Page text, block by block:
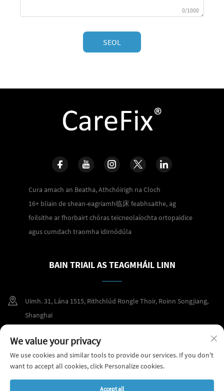
0/1000
SEOL
Cura amach an Beatha, Athchóirigh na Cloch
16+ bliain de shean-eagriamh临床 feabhsaithe, ag
foilsithe ar fhorbairt chóras teicneolaíochta ortopaidice
agus cumdach traomha idirnódúla
BAIN TRIAIL AS TEAGMHÁIL LINN
Uimh. 31, Lána 1515, Rithchlúd Rongle Thoir, Roinn Songjiang,
Shanghai
+86 400 098 2859
[email protected]
We value your privacy
We use cookies and similar tools to provide our services. If you don't
want to accept all cookies, click Personalize cookies.
Accept all